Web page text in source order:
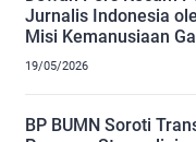
Jurnalis Indonesia
Misi Kemanusiaan
19/05/2026
BP BUMN Soroti